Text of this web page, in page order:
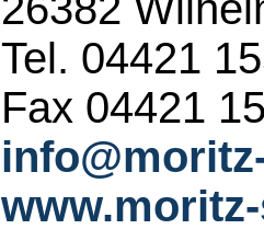
Tel. 04421
Fax 04421